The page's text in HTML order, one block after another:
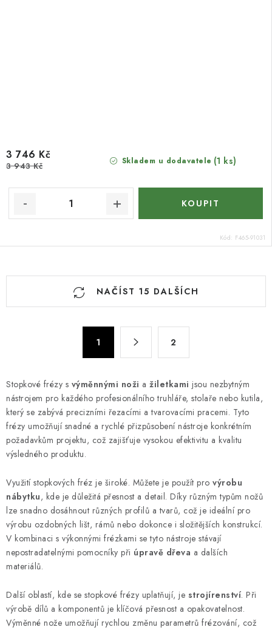
Skladem u dodavatele (1 ks)
3 746 Kč
3 943 Kč
Kód: F465-91031
O
c
í
p
r
v
k
v
ý
p
i
s
u
NAČÍST 15 DALŠÍCH
á
n
k
o
v
á
n
í
1 2
Stopkové frézy s výměnnými noži a žiletkami jsou nezbytným
nástrojem pro každého profesionálního truhláře, stolaře nebo kutila,
který se zabývá precizními řezacími a tvarovacími pracemi. Tyto
frézy umožňují snadné a rychlé přizpůsobení nástroje konkrétním
požadavkům projektu, což zajišťuje vysokou efektivitu a kvalitu
výsledného produktu.
Využití stopkových fréz je široké. Můžete je použít pro výrobu
nábytku, kde je důležitá přesnost a detail. Díky různým typům nožů
lze snadno dosáhnout různých profilů a tvarů, což je ideální pro
výrobu ozdobných lišt, rámů nebo dokonce i složitějších konstrukcí.
V kombinaci s výkonnými frézkami se tyto nástroje stávají
nepostradatelnými pomocníky při úpravě dřeva a dalších
materiálů.
Další oblastí, kde se stopkové frézy uplatňují, je strojírenství. Při
výrobě dílů a komponentů je klíčová přesnost a opakovatelnost.
Výměnné nože umožňují rychlou změnu parametrů frézování, což